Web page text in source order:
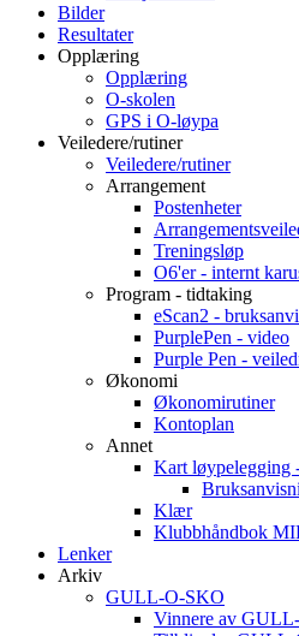
Bilder
Resultater
Opplæring
Opplæring
O-skolen
GPS i O-løypa
Veiledere/rutiner
Veiledere/rutiner
Arrangement
Postenheter
Treningsløp
O6'er - internt
Program - tidtaking
eScan2 -
PurplePen - video
Purple Pen -
Økonomi
Økonomirutiner
Kontoplan
Annet
Kart løypelegging
Klær
Klubbhåndbok
Lenker
Arkiv
GULL-O-SKO
Vinnere av